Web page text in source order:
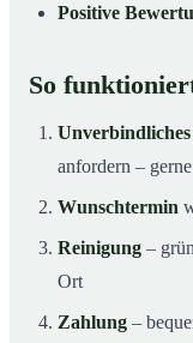
Positive
So
anfordern –
Wunschtermin
Reinigung –
Ort
Zahlung –